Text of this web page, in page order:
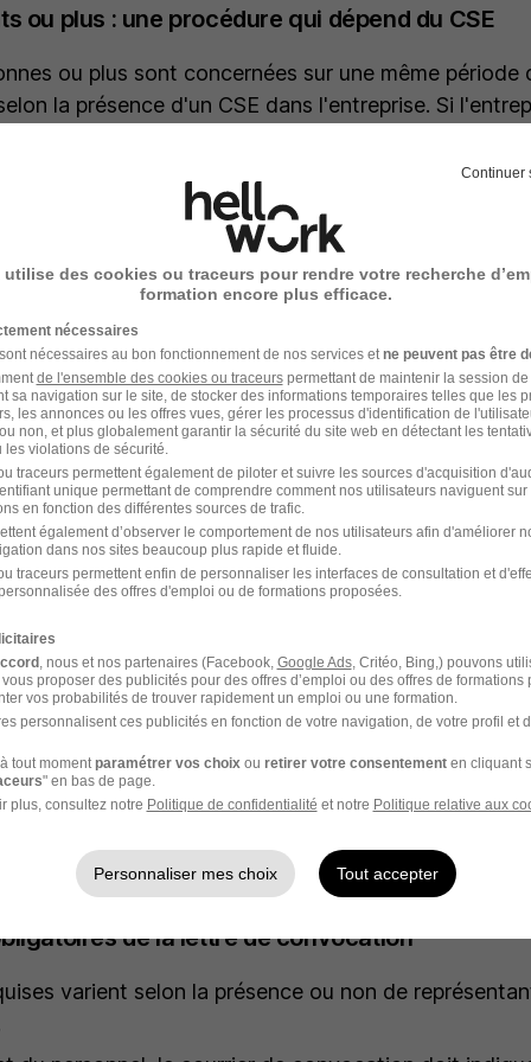
ou plus : une procédure qui dépend du CSE
ou plus sont concernées sur une même période
la présence d'un CSE dans l'entreprise. Si
préalable individuelle n'est pas obligatoire : la
étape. La procédure collective, encadrée par le
individuelle. En revanche, dans une entreprise
une réunion préalable avec chaque personne
même si leur nombre atteint ou dépasse 10.
protégé (représentant du personnel, délégué
convoqué à un entretien préalable, quelle que soit
la lettre de convocation à
le salarié par lettre recommandée avec accusé
en main propre contre décharge.
de lettre de convocation est disponible sur service-
moins de 10 licenciements économiques. Ce
modèle de référence pour toutes les entreprises
obligatoires expose l'employeur à une
de la lettre de convocation
varient selon la présence ou non de
Continuer
utilise des cookies ou traceurs pour rendre votre recherche
formation encore plus efficace.
nécessaires
nécessaires au bon fonctionnement de nos services et ne peuvent pas être
de l'ensemble des cookies ou traceurspermettant de maintenir la session
sa navigation sur le site, de stocker des informations temporaires telles que les
les annonces ou les offres vues, gérer les processus d'identification de
non, et plus globalement garantir la sécurité du site web en détectant les
violations de sécurité.
traceurs permettent également de piloter et suivre les sources d'acquisition
unique permettant de comprendre comment nos utilisateurs naviguent sur
en fonction des différentes sources de trafic.
également d’observer le comportement de nos utilisateurs afin d'améliorer
dans nos sites beaucoup plus rapide et fluide.
traceurs permettent enfin de personnaliser les interfaces de consultation et
des offres d'emploi ou de formations proposées.
, nous et nos partenaires (Facebook, Google Ads, Critéo, Bing,) pouvons
proposer des publicités pour des offres d’emploi ou des offres de formations
vos probabilités de trouver rapidement un emploi ou une formation.
personnalisent ces publicités en fonction de votre navigation, de votre profil et
tout moment paramétrer vos choix ou retirer votre consentementen cliquant
" en bas de page.
plus, consultez notre Politique de confidentialité et notre Politique relative aux
Personnaliser mes choix Tout accepter